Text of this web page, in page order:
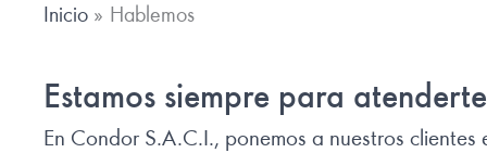
Inicio Hablemos
Estamos siempre para atenderte
En Condor S.A.C.I., ponemos a nuestros